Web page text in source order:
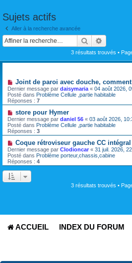
Sujets actifs
Aller à la recherche avancée
Rechercher
3 résultats trouvés •
N
o
u
v
e
a
u
m
e
s
s
a
g
e
Joint de paroi avec douche,
Dernier message par daisymaria « 04 août 2026,
Posté dans Problème Cellule ,partie habitable
Réponses : 7
N
o
u
v
e
a
m
e
s
s
a
g
store pour Hymer
Dernier message par daniel 56 « 03 août 2026,
Posté dans Problème Cellule ,partie habitable
Réponses : 3
N
o
u
v
e
a
u
m
Coque rétroviseur gauche CC intégral
Dernier message par Clodioncar « 31 juil. 2026,
Posté dans Problème porteur,chassis,cabine
Réponses : 4
3 résultats trouvés •
ACCUEIL INDEX DU FORUM